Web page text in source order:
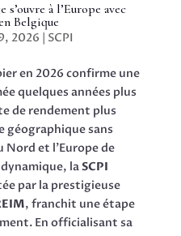
à l’Europe avec
Belgique
2026 | SCPI
en 2026 confirme une
quelques années plus
de rendement plus
géographique sans
Nord et l’Europe de
laSCPI
par la prestigieuse
, franchit une étape
En officialisant sa